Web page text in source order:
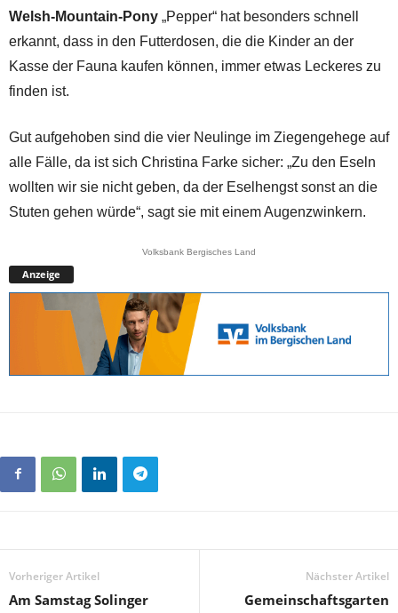
Welsh-Mountain-Pony „Pepper“ hat besonders schnell
erkannt, dass in den Futterdosen, die die Kinder an der
Kasse der Fauna kaufen können, immer etwas Leckeres zu
finden ist.
Gut aufgehoben sind die vier Neulinge im Ziegengehege auf
alle Fälle, da ist sich Christina Farke sicher: „Zu den Eseln
wollten wir sie nicht geben, da der Eselhengst sonst an die
Stuten gehen würde“, sagt sie mit einem Augenzwinkern.
Volksbank Bergisches Land
Anzeige
Vorheriger Artikel
Am Samstag Solinger
Nächster Artikel
Gemeinschaftsgarten